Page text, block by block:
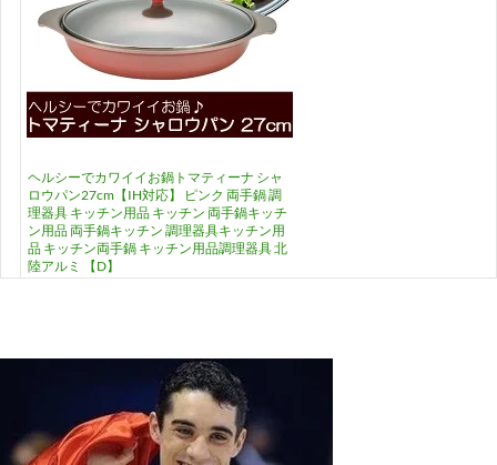
ヘルシーでカワイイお鍋トマティーナ シャ
ロウパン27cm【IH対応】 ピンク 両手鍋 調
理器具 キッチン用品 キッチン 両手鍋キッチ
ン用品 両手鍋キッチン 調理器具キッチン用
品 キッチン両手鍋 キッチン用品調理器具 北
陸アルミ 【D】